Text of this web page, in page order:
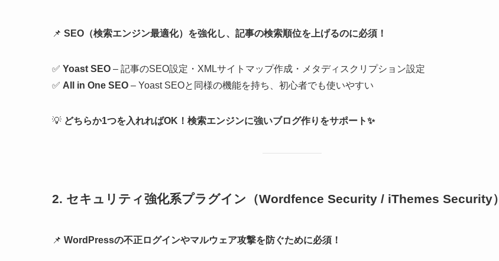
📌 SEO（検索エンジン最適化）を強化し、記事の検索順位を上げるのに必須！
✅ Yoast SEO – 記事のSEO設定・XMLサイトマップ作成・メタディスクリプション設定
✅ All in One SEO – Yoast SEOと同様の機能を持ち、初心者でも使いやすい
💡 どちらか1つを入れればOK！検索エンジンに強いブログ作りをサポート✨
2. セキュリティ強化系プラグイン （Wordfence Security / iThemes Security）
📌 WordPressの不正ログインやマルウェア攻撃を防ぐために必須！